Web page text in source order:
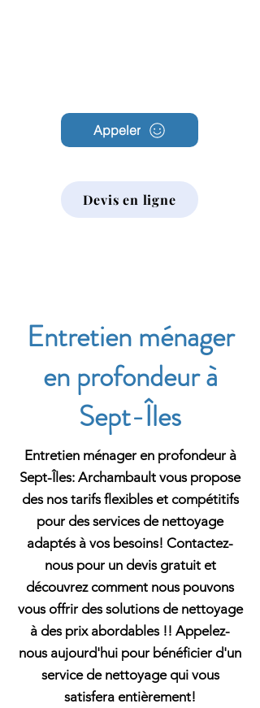
Appeler
Devis en ligne
Entretien ménager
en profondeur à
Sept-Îles
Entretien ménager en profondeur à
Sept-Îles: Archambault vous propose
des nos tarifs flexibles et compétitifs
pour des services de nettoyage
adaptés à vos besoins! Contactez-
nous pour un devis gratuit et
découvrez comment nous pouvons
vous offrir des solutions de nettoyage
à des prix abordables !! Appelez-
nous aujourd'hui pour bénéficier d'un
service de nettoyage qui vous
satisfera entièrement!